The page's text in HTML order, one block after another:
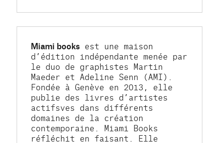
Miami books est une maison
d’édition indépendante menée par
le duo de graphistes Martin
Maeder et Adeline Senn (AMI).
Fondée à Genève en 2013, elle
publie des livres d’artistes
actifsves dans différents
domaines de la création
contemporaine. Miami Books
réfléchit en faisant. Elle